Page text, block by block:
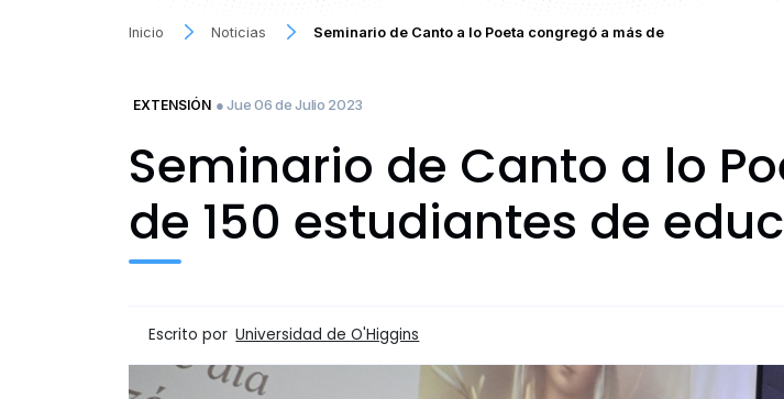
Inicio Noticias Seminario de Canto a lo Poeta congregó a más de
EXTENSIÓN ● Jue 06 de Julio 2023
Seminario de Canto a lo
de 150 estudiantes de
Escrito por Universidad de O'Higgins